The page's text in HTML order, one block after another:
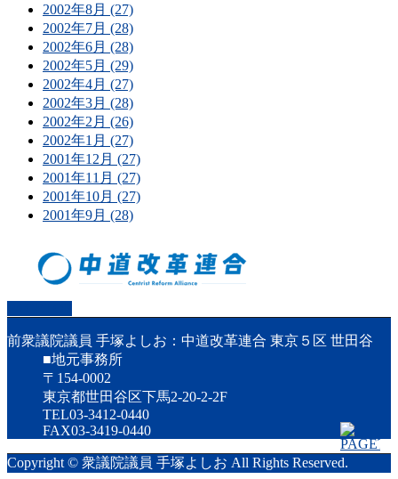
2002年8月 (27)
2002年7月 (28)
2002年6月 (28)
2002年5月 (29)
2002年4月 (27)
2002年3月 (28)
2002年2月 (26)
2002年1月 (27)
2001年12月 (27)
2001年11月 (27)
2001年10月 (27)
2001年9月 (28)
前衆議院議員 手塚よしお：中道改革連合 東京５区 世田谷
■地元事務所
〒154-0002
東京都世田谷区下馬2-20-2-2F
TEL03-3412-0440
FAX03-3419-0440
Copyright © 衆議院議員 手塚よしお All Rights Reserved.